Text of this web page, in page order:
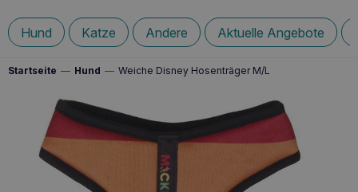
Hund Katze Andere Aktuelle Angebote
Startseite — Hund — Weiche Disney Hosenträger M/L